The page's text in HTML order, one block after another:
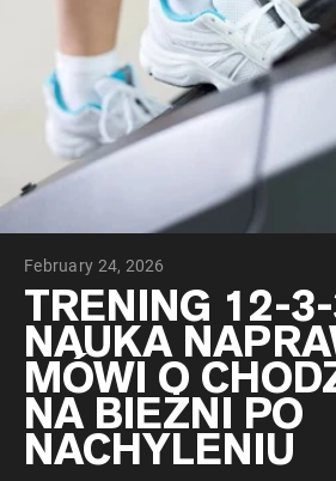
ODŻYWKI BIAŁKOWE
Białko grochu
Odżywka
krów karmionych
Peptydy
Czekoladowa
karmionych trawą
Serwatka z
Serwatka z
trawą
WEGAŃSKIE ODŻYWKI
BIAŁKOWE
Białko grochu
February 24, 2026
TRENING 12-
NAUKA
MÓWI O
NA BIEŻNI PO
NACHYLENIU